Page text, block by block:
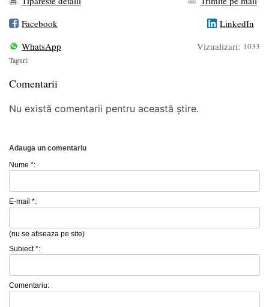
Facebook
LinkedIn
WhatsApp
Vizualizari: 1033
Taguri:
Comentarii
Nu există comentarii pentru această știre.
Adauga un comentariu
Nume *:
E-mail *:
(nu se afiseaza pe site)
Subiect *:
Comentariu: